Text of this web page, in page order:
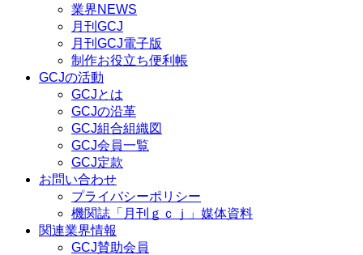
業界NEWS
月刊GCJ
月刊GCJ電子版
制作お役立ち便利帳
GCJの活動
GCJとは
GCJの沿革
GCJ組合組織図
GCJ会員一覧
GCJ定款
お問い合わせ
プライバシーポリシー
機関誌「月刊ｇｃｊ」媒体資料
関連業界情報
GCJ賛助会員